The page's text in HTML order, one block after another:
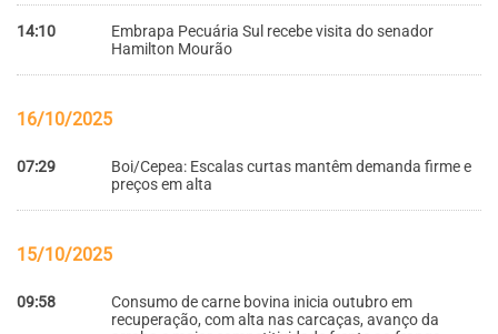
14:10
Embrapa Pecuária Sul recebe visita do senador
Hamilton Mourão
16/10/2025
07:29
Boi/Cepea: Escalas curtas mantêm demanda firme e
preços em alta
15/10/2025
09:58
Consumo de carne bovina inicia outubro em
recuperação, com alta nas carcaças, avanço da